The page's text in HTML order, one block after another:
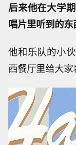
后来他在大学
唱片里听到的东
他和乐队的小
西餐厅里给大家